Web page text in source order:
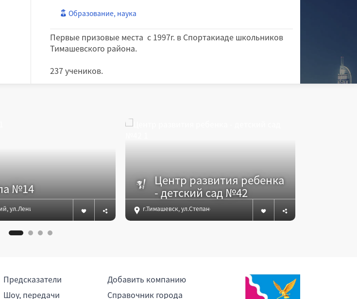
Образование, наука
Первые призовые места с 1997г. в Спортакиаде школьников
Тимашевского района.
237 учеников.
№14
ул.Ленина, 19-а
Центр развития ребенка
- детский сад №42
г.Тимашевск, ул.Степанова, 117
Предсказатели
Шоу, передачи
Добавить компанию
Справочник города